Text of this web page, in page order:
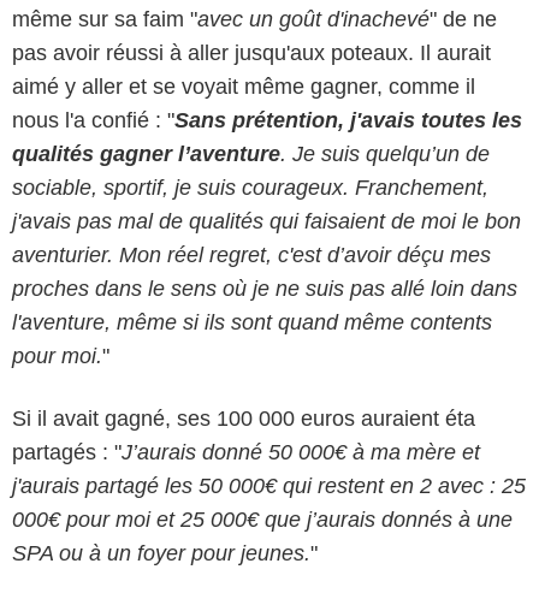
même sur sa faim "avec un goût d'inachevé" de ne
pas avoir réussi à aller jusqu'aux poteaux. Il aurait
aimé y aller et se voyait même gagner, comme il
nous l'a confié : "Sans prétention, j'avais toutes les
qualités gagner l’aventure. Je suis quelqu’un de
sociable, sportif, je suis courageux. Franchement,
j'avais pas mal de qualités qui faisaient de moi le bon
aventurier. Mon réel regret, c'est d’avoir déçu mes
proches dans le sens où je ne suis pas allé loin dans
l'aventure, même si ils sont quand même contents
pour moi."
Si il avait gagné, ses 100 000 euros auraient éta
partagés : "J’aurais donné 50 000€ à ma mère et
j'aurais partagé les 50 000€ qui restent en 2 avec : 25
000€ pour moi et 25 000€ que j’aurais donnés à une
SPA ou à un foyer pour jeunes."